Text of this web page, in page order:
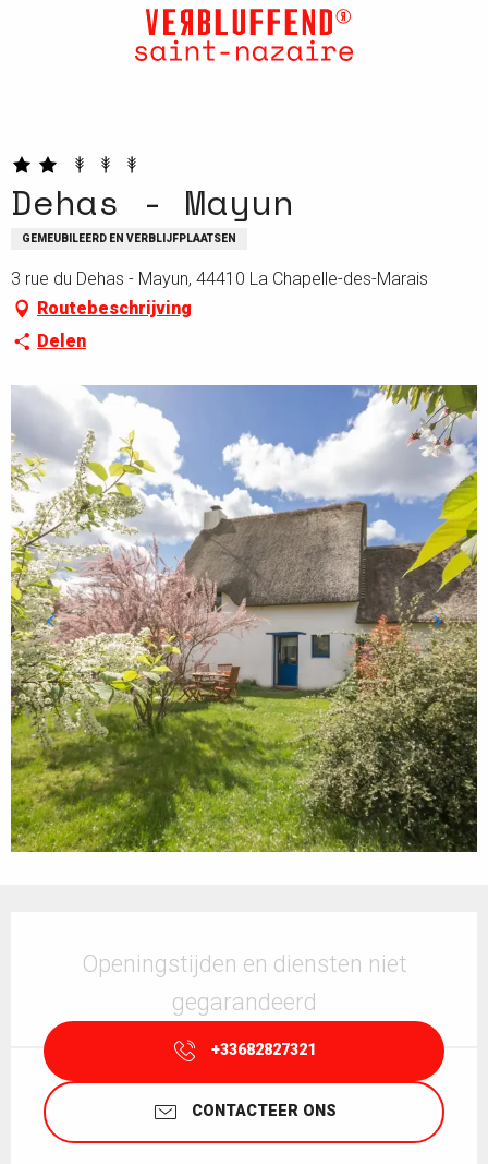
Dehas - Mayun
GEMEUBILEERD EN VERBLIJFPLAATSEN
3 rue du Dehas - Mayun, 44410 La Chapelle-des-Marais
Routebeschrijving
Delen
Openingstijden en diensten niet
gegarandeerd
+33682827321
CONTACTEER ONS